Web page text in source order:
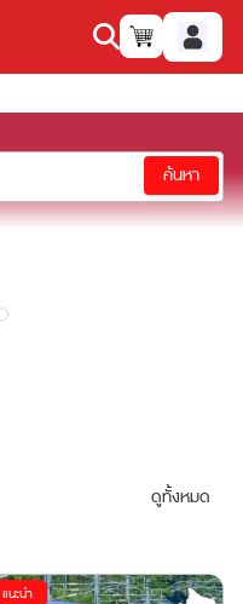
ค้นหา
ดูทั้งหมด
แนะนำ